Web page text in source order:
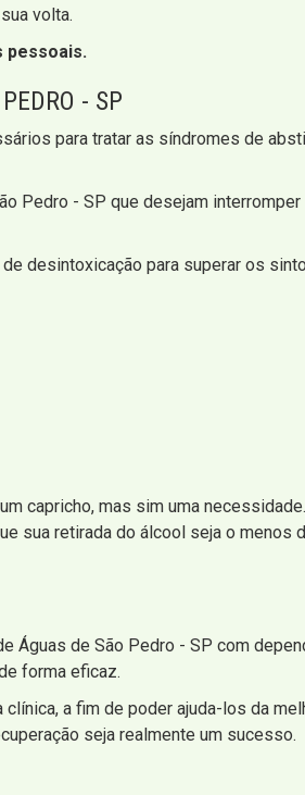
volta.
pessoais.
- SP
para tratar as síndromes de
Pedro - SP que desejam
desintoxicação para superar os
capricho, mas sim uma
sua retirada do álcool seja o menos
Águas de São Pedro - SP com
forma eficaz.
a fim de poder ajuda-los da
seja realmente um sucesso.